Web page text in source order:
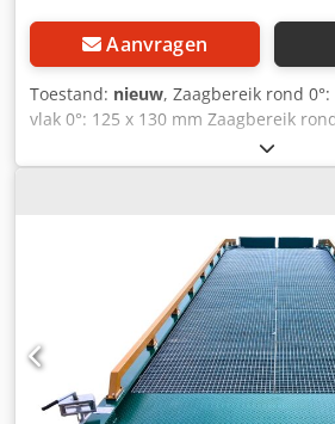
Aanvragen
Toestand: nieuw, Zaagbereik rond
vlak 0°: 125 x 130 mm Zaagbereik
Zaagbereik vierkant 45° rechts: 90 x
rond 60° rechts: 45 mm Zaagbereik
x 45 mm Schroefbank opening: 130
Motorvermogen: 0,55 kW Spanning:
kg Kenmerken: - Zaagbeugel tot 60°
voor het zagen van buizen,
materiaal van RVS, ijzer enz. -
trillingsarm werken - Geluidsarm
constructie - Uitschakeling na einde
eindschakelaar - Snelspan-